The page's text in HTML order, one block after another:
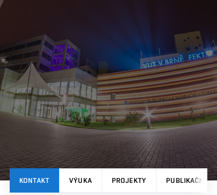
KONTAKT VÝUKA PROJEKTY PUBLIKAČNÍ